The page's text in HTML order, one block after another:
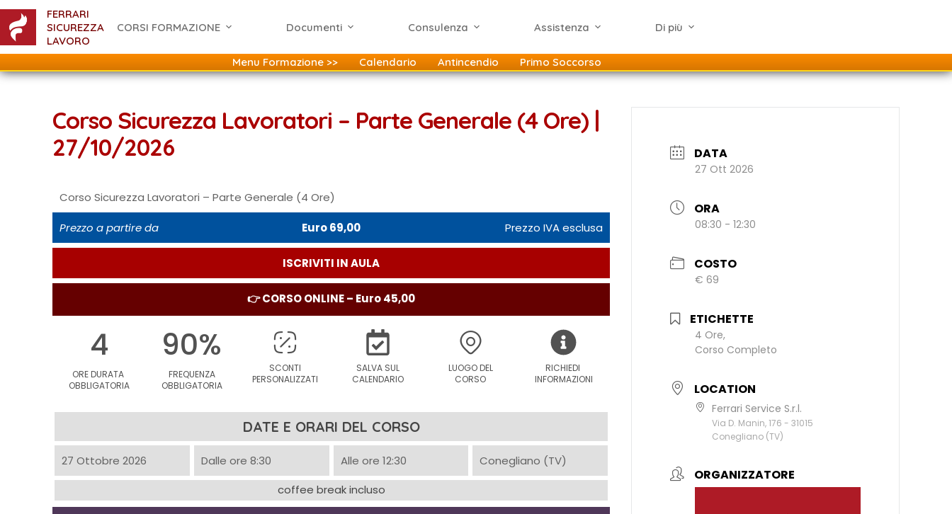
FERRARI
SICUREZZA
LAVORO
CORSI FORMAZIONE Documenti Consulenza Assistenza Di più
Menu Formazione >> Calendario Antincendio Primo Soccorso
Corso Sicurezza Lavoratori – Parte Generale (4 Ore) |
27/10/2026
Corso Sicurezza Lavoratori – Parte Generale (4 Ore)
Prezzo a partire da Euro 69,00 Prezzo IVA esclusa
ISCRIVITI IN AULA
👉 CORSO ONLINE – Euro 45,00
4
ORE DURATA
OBBLIGATORIA
90%
FREQUENZA
OBBLIGATORIA
SCONTI
PERSONALIZZATI
SALVA SUL
CALENDARIO
LUOGO DEL
CORSO
RICHIEDI
INFORMAZIONI
DATE E ORARI DEL CORSO
27 Ottobre 2026 Dalle ore 8:30 Alle ore 12:30
Conegliano (TV)
coffee break incluso
DATA
27 Ott 2026
ORA
08:30 - 12:30
COSTO
€ 69
ETICHETTE
4 Ore,
Corso Completo
LOCATION
Ferrari Service S.r.l.
Via D. Manin, 176 - 31015
Conegliano (TV)
ORGANIZZATORE